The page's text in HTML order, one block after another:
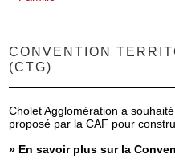
CONVENTION
(CTG)
Cholet Agglomération a
proposé par la CAF pour
» En savoir plus sur la